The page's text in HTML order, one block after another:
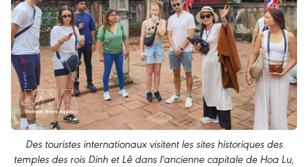
Des touristes internationaux visitent les sites historiques des
temples des rois Dinh et Lê dans l'ancienne capitale de Hoa Lu,